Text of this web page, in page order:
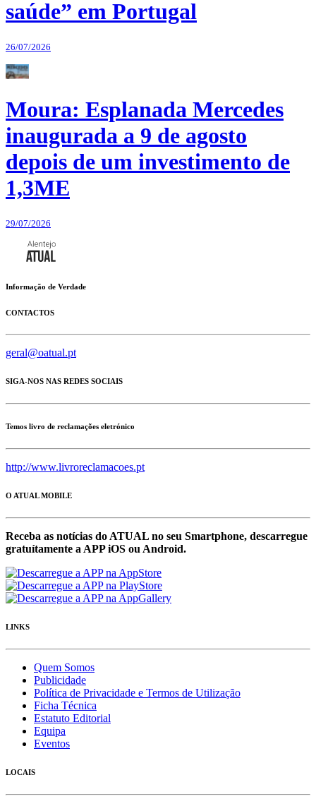
saúde” em Portugal
26/07/2026
Moura: Esplanada Mercedes
inaugurada a 9 de agosto
depois de um investimento de
1,3ME
29/07/2026
Informação de Verdade
CONTACTOS
geral@oatual.pt
SIGA-NOS NAS REDES SOCIAIS
Temos livro de reclamações eletrónico
http://www.livroreclamacoes.pt
O ATUAL MOBILE
Receba as notícias do ATUAL no seu Smartphone, descarregue
gratuítamente a APP iOS ou Android.
LINKS
Quem Somos
Publicidade
Política de Privacidade e Termos de Utilização
Ficha Técnica
Estatuto Editorial
Equipa
Eventos
LOCAIS